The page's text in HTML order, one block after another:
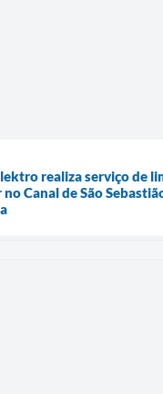
realiza serviço de
Canal de São